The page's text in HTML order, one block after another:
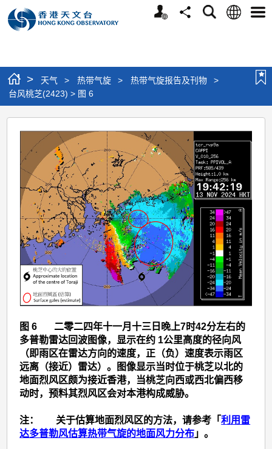
个
分
搜
语
选
> 天气 > 热带气旋 > 热带气旋报告及刊物
>
台风桃芝(2423) > 图 6
台
桃
芝
(2423)
图
图 6 二零二四年十一月十三日晚上7时42分左右的
多普勒雷达回波图像，显示在约 1公里高度的径向风
（即雨区在雷达方向的速度，正（负）速度表示雨区
远离（接近）雷达）。图像显示当时位于桃芝以北的
地面烈风区颇为接近香港，当桃芝向西或西北偏西移
动时，预料其烈风区会对本港构成威胁。
注： 关于估算地面烈风区的方法，请参考「利用雷
达多普勒风估算热带气旋的地面风力分布 」。